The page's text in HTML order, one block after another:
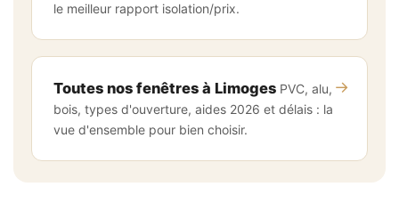
le meilleur rapport isolation/prix.
→
Toutes nos fenêtres à Limoges PVC, alu,
bois, types d'ouverture, aides 2026 et délais : la
vue d'ensemble pour bien choisir.